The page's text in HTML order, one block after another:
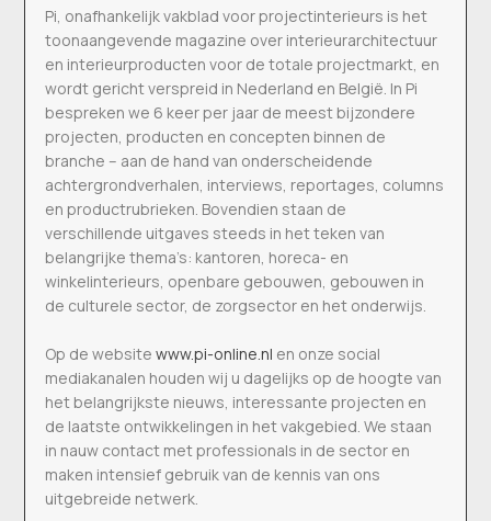
Pi, onafhankelijk vakblad voor projectinterieurs is het
toonaangevende magazine over interieurarchitectuur
en interieurproducten voor de totale projectmarkt, en
wordt gericht verspreid in Nederland en België. In Pi
bespreken we 6 keer per jaar de meest bijzondere
projecten, producten en concepten binnen de
branche – aan de hand van onderscheidende
achtergrondverhalen, interviews, reportages, columns
en productrubrieken. Bovendien staan de
verschillende uitgaves steeds in het teken van
belangrijke thema’s: kantoren, horeca- en
winkelinterieurs, openbare gebouwen, gebouwen in
de culturele sector, de zorgsector en het onderwijs.
Op de websitewww.pi-online.nl en onze social
mediakanalen houden wij u dagelijks op de hoogte van
het belangrijkste nieuws, interessante projecten en
de laatste ontwikkelingen in het vakgebied. We staan
in nauw contact met professionals in de sector en
maken intensief gebruik van de kennis van ons
uitgebreide netwerk.